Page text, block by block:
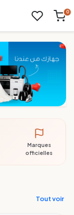
0
Marques
officielles
Tout voir